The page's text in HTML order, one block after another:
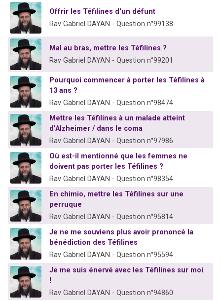
Ariel vient de donner son Maasser
Il reste 49 places pour étudier en groupe sur Zoom
Offrir les Téfilines d'un défunt
Rav Gabriel DAYAN - Question n°99138
Mal au bras, mettre les Téfilines ?
Rav Gabriel DAYAN - Question n°99201
Pourquoi commencer à porter les Téfilines à
13 ans ?
Rav Gabriel DAYAN - Question n°98474
Mettre les Téfilines à un malade atteint
d'Alzheimer / dans le coma
Rav Gabriel DAYAN - Question n°97986
Où est-il mentionné que les femmes ne
doivent pas porter les Téfilines ?
Rav Gabriel DAYAN - Question n°98354
En chimio, mettre les Téfilines sur une
perruque
Rav Gabriel DAYAN - Question n°95814
Je ne me souviens plus avoir prononcé la
bénédiction des Téfilines
Rav Gabriel DAYAN - Question n°95594
Je me suis énervé avec les Téfilines sur moi
!
Rav Gabriel DAYAN - Question n°94860